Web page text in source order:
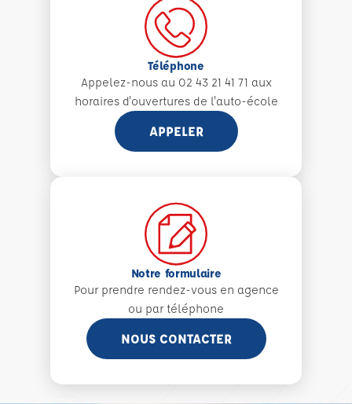
Téléphone
Appelez-nous au 02 43 21 41 71 aux
horaires d'ouvertures de l'auto-école
APPELER
Notre formulaire
Pour prendre rendez-vous en agence
ou par téléphone
NOUS CONTACTER